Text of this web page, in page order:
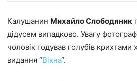
Калушанин Михайло Слободяник
дідусем випадково. Увагу
чоловік годував голубів крихтами
видання “Вікна“.